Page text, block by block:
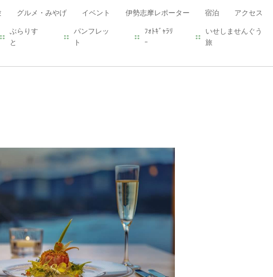
グルメ・みやげ イベント 伊勢志摩レポーター 宿泊 アクセス
ぶらりす
と
パンフレッ
ト
ﾌｫﾄｷﾞｬﾗﾘ
ｰ
いせしませんぐう
旅